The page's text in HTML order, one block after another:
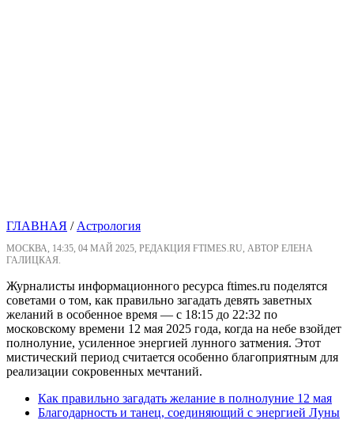
ГЛАВНАЯ /Астрология
МОСКВА, 14:35, 04 МАЙ 2025, РЕДАКЦИЯ FTIMES.RU, АВТОР ЕЛЕНА
ГАЛИЦКАЯ.
Журналисты информационного ресурса ftimes.ru поделятся
советами о том, как правильно загадать девять заветных
желаний в особенное время — с 18:15 до 22:32 по
московскому времени 12 мая 2025 года, когда на небе взойдет
полнолуние, усиленное энергией лунного затмения. Этот
мистический период считается особенно благоприятным для
реализации сокровенных мечтаний.
Как правильно загадать желание в полнолуние 12 мая
Благодарность и танец, соединяющий с энергией Луны